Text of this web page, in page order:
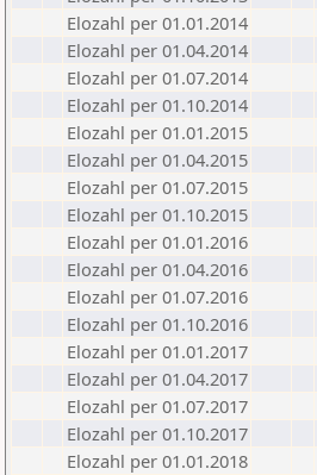
Elozahl per 01.01.2014
Elozahl per 01.04.2014
Elozahl per 01.07.2014
Elozahl per 01.10.2014
Elozahl per 01.01.2015
Elozahl per 01.04.2015
Elozahl per 01.07.2015
Elozahl per 01.10.2015
Elozahl per 01.01.2016
Elozahl per 01.04.2016
Elozahl per 01.07.2016
Elozahl per 01.10.2016
Elozahl per 01.01.2017
Elozahl per 01.04.2017
Elozahl per 01.07.2017
Elozahl per 01.10.2017
Elozahl per 01.01.2018